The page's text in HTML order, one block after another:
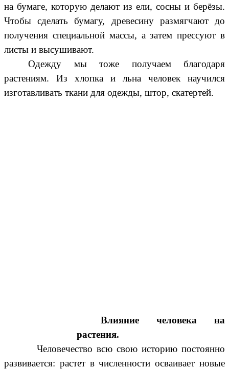
на бумаге, которую делают из ели, сосны и берёзы.
Чтобы сделать бумагу, древесину размягчают до
получения специальной массы, а затем прессуют в
листы и высушивают.
Одежду мы тоже получаем благодаря
растениям. Из хлопка и льна человек научился
изготавливать ткани для одежды, штор, скатертей.
Влияние человека на
растения.
Человечество всю свою историю постоянно
развивается: растет в численности осваивает новые